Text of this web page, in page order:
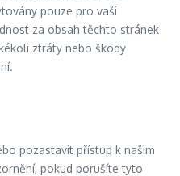
pouze pro vaši
za obsah těchto stránek
ztráty nebo škody
pozastavit přístup k našim
pokud porušíte tyto